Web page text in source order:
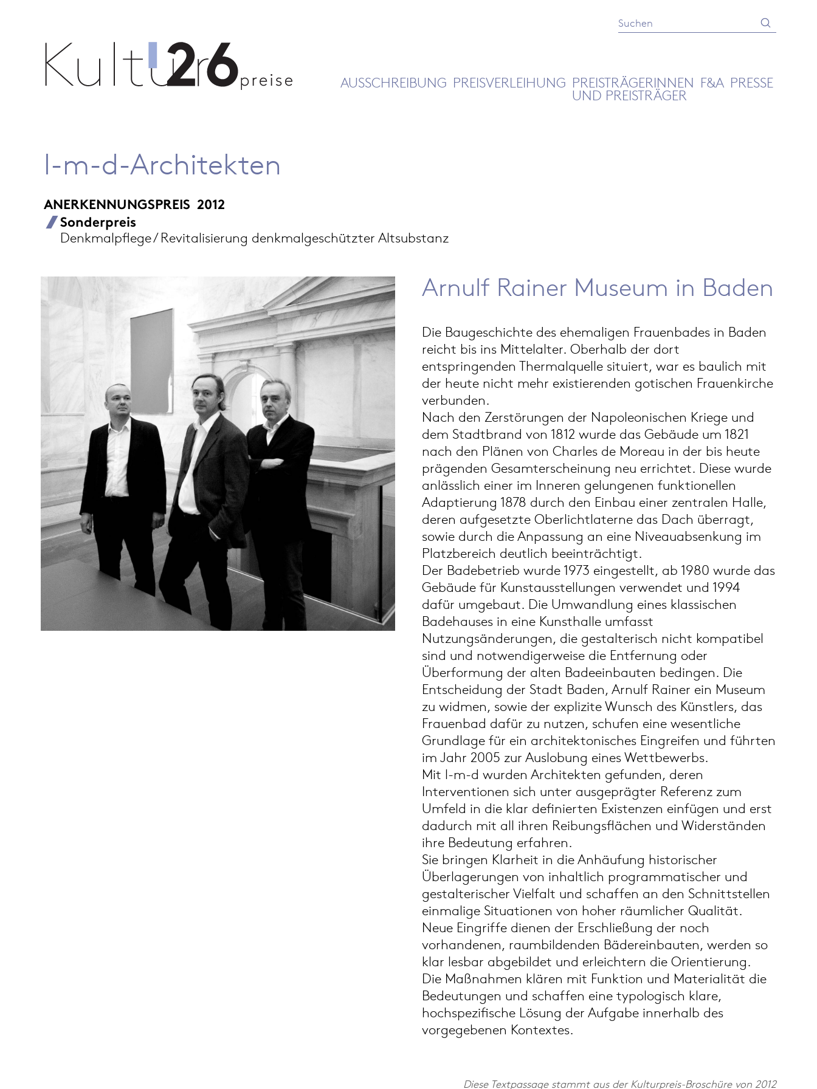
Suche
Absenden
AUSSCHREIBUNG PREISVERLEIHUNG PREISTRÄGERINNEN
UND PREISTRÄGER
F&A PRESSE
l-m-d-Architekten
ANERKENNUNGSPREIS 2012
Sonderpreis
Denkmalpflege / Revitalisierung denkmalgeschützter Altsubstanz
Arnulf Rainer Museum in Baden
Die Baugeschichte des ehemaligen Frauenbades in Baden
reicht bis ins Mittelalter. Oberhalb der dort
entspringenden Thermalquelle situiert, war es baulich mit
der heute nicht mehr existierenden gotischen Frauenkirche
verbunden.
Nach den Zerstörungen der Napoleonischen Kriege und
dem Stadtbrand von 1812 wurde das Gebäude um 1821
nach den Plänen von Charles de Moreau in der bis heute
prägenden Gesamterscheinung neu errichtet. Diese wurde
anlässlich einer im Inneren gelungenen funktionellen
Adaptierung 1878 durch den Einbau einer zentralen Halle,
deren aufgesetzte Oberlichtlaterne das Dach überragt,
sowie durch die Anpassung an eine Niveauabsenkung im
Platzbereich deutlich beeinträchtigt.
Der Badebetrieb wurde 1973 eingestellt, ab 1980 wurde das
Gebäude für Kunstausstellungen verwendet und 1994
dafür umgebaut. Die Umwandlung eines klassischen
Badehauses in eine Kunsthalle umfasst
Nutzungsänderungen, die gestalterisch nicht kompatibel
sind und notwendigerweise die Entfernung oder
Überformung der alten Badeeinbauten bedingen. Die
Entscheidung der Stadt Baden, Arnulf Rainer ein Museum
zu widmen, sowie der explizite Wunsch des Künstlers, das
Frauenbad dafür zu nutzen, schufen eine wesentliche
Grundlage für ein architektonisches Eingreifen und führten
im Jahr 2005 zur Auslobung eines Wettbewerbs.
Mit l-m-d wurden Architekten gefunden, deren
Interventionen sich unter ausgeprägter Referenz zum
Umfeld in die klar definierten Existenzen einfügen und erst
dadurch mit all ihren Reibungsflächen und Widerständen
ihre Bedeutung erfahren.
Sie bringen Klarheit in die Anhäufung historischer
Überlagerungen von inhaltlich programmatischer und
gestalterischer Vielfalt und schaffen an den Schnittstellen
einmalige Situationen von hoher räumlicher Qualität.
Neue Eingriffe dienen der Erschließung der noch
vorhandenen, raumbildenden Bädereinbauten, werden so
klar lesbar abgebildet und erleichtern die Orientierung.
Die Maßnahmen klären mit Funktion und Materialität die
Bedeutungen und schaffen eine typologisch klare,
hochspezifische Lösung der Aufgabe innerhalb des
vorgegebenen Kontextes.
Diese Textpassage stammt aus der Kulturpreis-Broschüre von 2012